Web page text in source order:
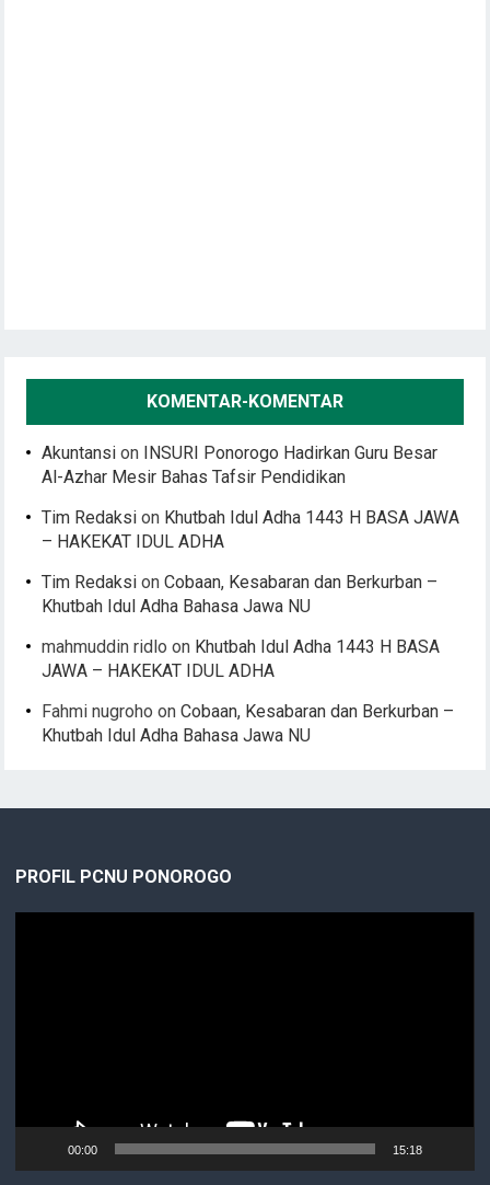
KOMENTAR-KOMENTAR
Akuntansi on INSURI Ponorogo Hadirkan Guru Besar
Al-Azhar Mesir Bahas Tafsir Pendidikan
Tim Redaksi on Khutbah Idul Adha 1443 H BASA JAWA
– HAKEKAT IDUL ADHA
Tim Redaksi onCobaan, Kesabaran dan Berkurban –
Khutbah Idul Adha Bahasa Jawa NU
mahmuddin ridlo on Khutbah Idul Adha 1443 H BASA
JAWA – HAKEKAT IDUL ADHA
Fahmi nugroho onCobaan, Kesabaran dan Berkurban –
Khutbah Idul Adha Bahasa Jawa NU
PROFIL PCNU PONOROGO
00:00 15:18